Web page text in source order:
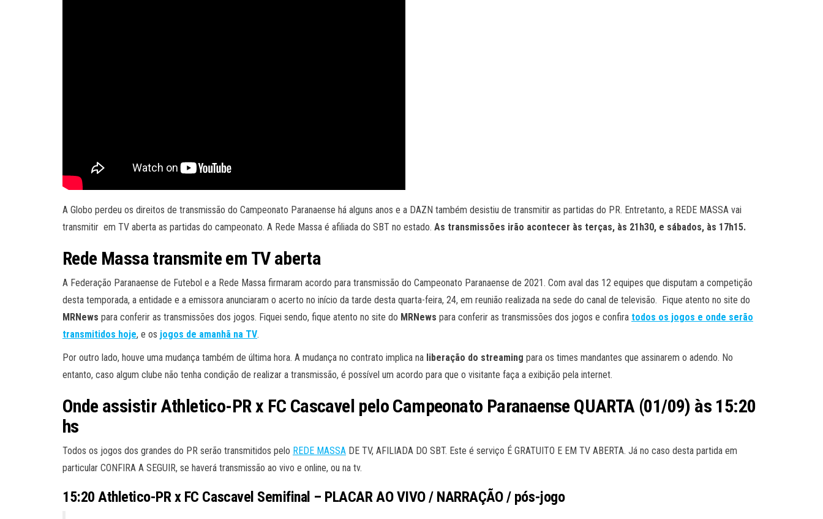
A Globo perdeu os direitos de transmissão do Campeonato Paranaense há alguns anos e a DAZN também desistiu de transmitir as partidas do PR. Entretanto, a REDE MASSA vai
transmitir em TV aberta as partidas do campeonato. A Rede Massa é afiliada do SBT no estado. As transmissões irão acontecer às terças, às 21h30, e sábados, às 17h15.
Rede Massa transmite em TV aberta
A Federação Paranaense de Futebol e a Rede Massa firmaram acordo para transmissão do Campeonato Paranaense de 2021. Com aval das 12 equipes que disputam a competição
desta temporada, a entidade e a emissora anunciaram o acerto no início da tarde desta quarta-feira, 24, em reunião realizada na sede do canal de televisão. Fique atento no site do
MRNews para conferir as transmissões dos jogos. Fiquei sendo, fique atento no site do MRNews para conferir as transmissões dos jogos e confira todos os jogos e onde serão
transmitidos hoje, e os jogos de amanhã na TV.
Por outro lado, houve uma mudança também de última hora. A mudança no contrato implica na liberação do streaming para os times mandantes que assinarem o adendo. No
entanto, caso algum clube não tenha condição de realizar a transmissão, é possível um acordo para que o visitante faça a exibição pela internet.
Onde assistir Athletico-PR x FC Cascavel pelo Campeonato Paranaense QUARTA (01/09) às 15:20
hs
Todos os jogos dos grandes do PR serão transmitidos pelo REDE MASSA DE TV, AFILIADA DO SBT. Este é serviço É GRATUITO E EM TV ABERTA. Já no caso desta partida em
particular CONFIRA A SEGUIR, se haverá transmissão ao vivo e online, ou na tv.
15:20 Athletico-PR x FC Cascavel Semifinal – PLACAR AO VIVO / NARRAÇÃO / pós-jogo